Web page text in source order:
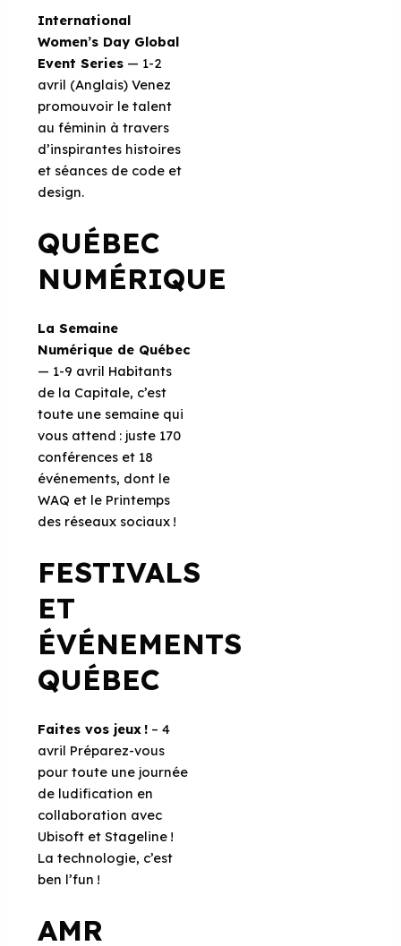
International
Women’s Day Global
Event Series — 1-2
avril (Anglais) Venez
promouvoir le talent
au féminin à travers
d’inspirantes histoires
et séances de code et
design.
QUÉBEC
NUMÉRIQUE
La Semaine
Numérique de Québec
— 1-9 avril Habitants
de la Capitale, c’est
toute une semaine qui
vous attend : juste 170
conférences et 18
événements, dont le
WAQ et le Printemps
des réseaux sociaux !
FESTIVALS
ET
ÉVÉNEMENTS
QUÉBEC
Faites vos jeux ! – 4
avril Préparez-vous
pour toute une journée
de ludification en
collaboration avec
Ubisoft et Stageline !
La technologie, c’est
ben l’fun !
AMR